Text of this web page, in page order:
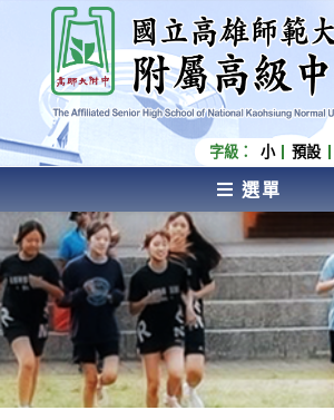
內
容
國立高雄師範大學附屬高級中學 Affiliated
High School of National Kaohsiung
University
字級： 小 預設
選單
AFFILIATED SENIOR HIGH
KAOHSIUNG NORMAL